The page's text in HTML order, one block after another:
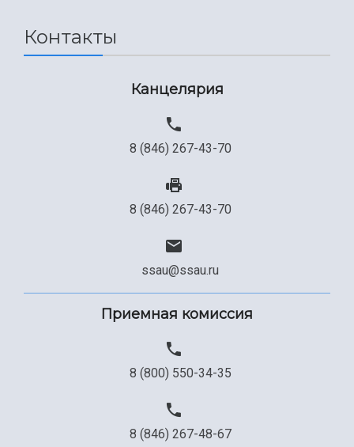
Сведения об образовательной организации
Контакты
Канцелярия
8 (846) 267-43-70
8 (846) 267-43-70
ssau@ssau.ru
Приемная комиссия
8 (800) 550-34-35
8 (846) 267-48-67